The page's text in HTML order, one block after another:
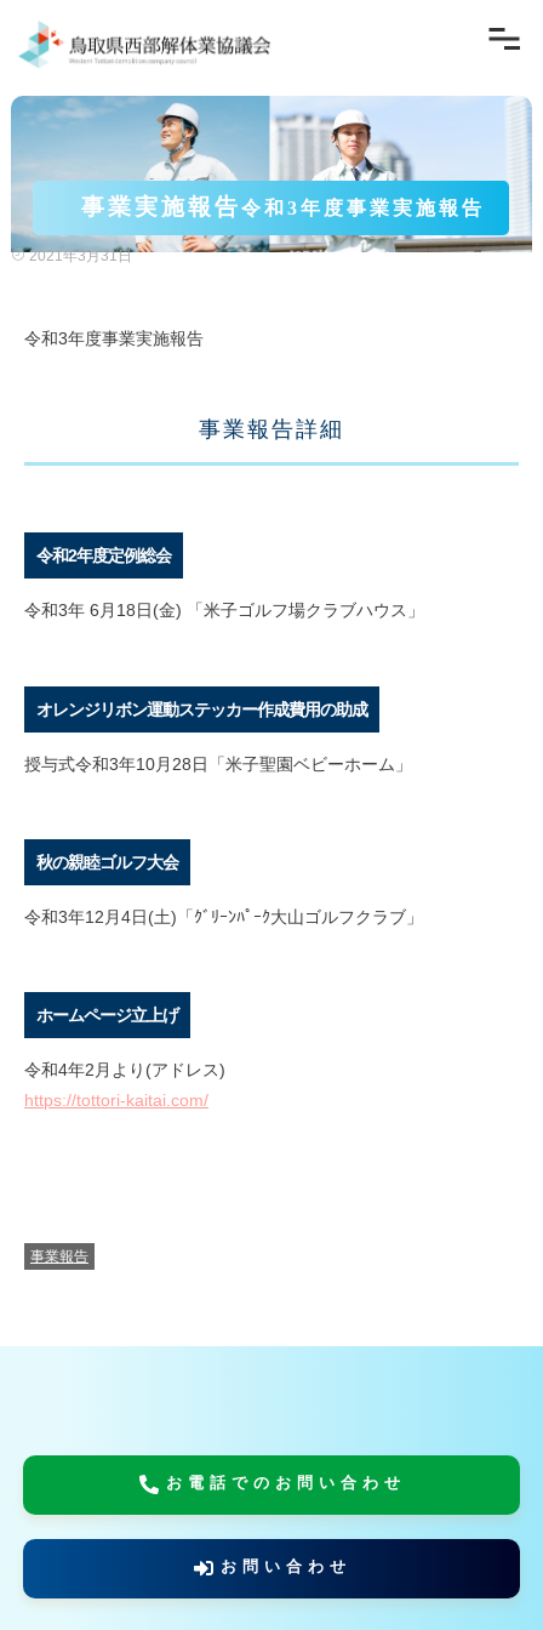
事業実施報告令和3年度事業実施報告
2021年3月31日
令和3年度事業実施報告
事業報告詳細
令和2年度定例総会
令和3年 6月18日(金) 「米子ゴルフ場クラブハウス」
オレンジリボン運動ステッカー作成費用の助成
授与式令和3年10月28日「米子聖園ベビーホーム」
秋の親睦ゴルフ大会
令和3年12月4日(土)「ｸﾞﾘｰﾝﾊﾟｰｸ大山ゴルフクラブ」
ホームページ立上げ
令和4年2月より(アドレス)
https://tottori-kaitai.com/
事業報告
お電話でのお問い合わせ
お問い合わせ